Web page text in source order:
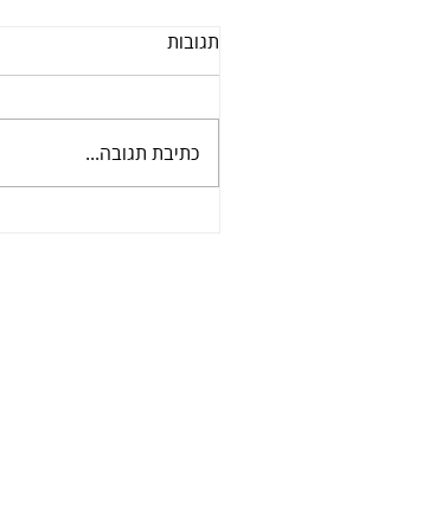
ערב הרכבים 2021
תגובות
כתיבת תגובה...